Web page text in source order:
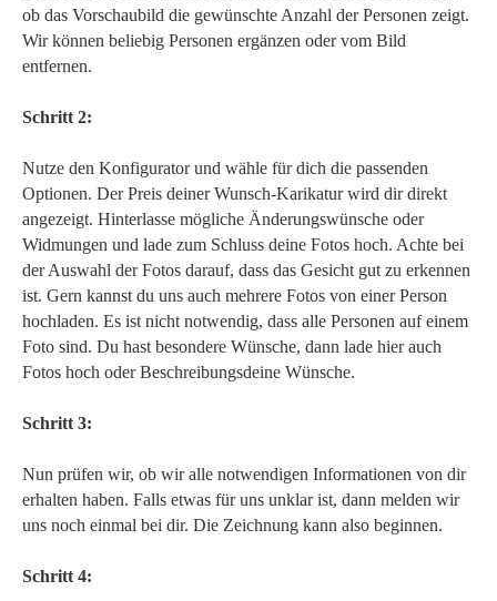
ob das Vorschaubild die gewünschte Anzahl der Personen zeigt.
Wir können beliebig Personen ergänzen oder vom Bild
entfernen.
Schritt 2:
Nutze den Konfigurator und wähle für dich die passenden
Optionen. Der Preis deiner Wunsch-Karikatur wird dir direkt
angezeigt. Hinterlasse mögliche Änderungswünsche oder
Widmungen und lade zum Schluss deine Fotos hoch. Achte bei
der Auswahl der Fotos darauf, dass das Gesicht gut zu erkennen
ist. Gern kannst du uns auch mehrere Fotos von einer Person
hochladen. Es ist nicht notwendig, dass alle Personen auf einem
Foto sind. Du hast besondere Wünsche, dann lade hier auch
Fotos hoch oder Beschreibungsdeine Wünsche.
Schritt 3:
Nun prüfen wir, ob wir alle notwendigen Informationen von dir
erhalten haben. Falls etwas für uns unklar ist, dann melden wir
uns noch einmal bei dir. Die Zeichnung kann also beginnen.
Schritt 4: